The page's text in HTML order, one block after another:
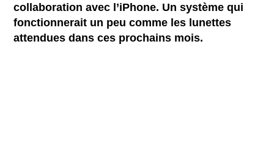
collaboration avec l’iPhone. Un système qui
fonctionnerait un peu comme les lunettes
attendues dans ces prochains mois.